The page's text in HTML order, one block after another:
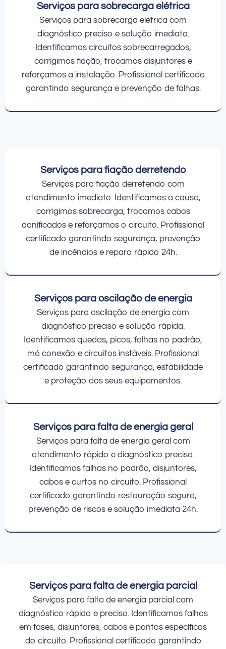
Serviços para sobrecarga elétrica
Serviços para sobrecarga elétrica com
diagnóstico preciso e solução imediata.
Identificamos circuitos sobrecarregados,
corrigimos fiação, trocamos disjuntores e
reforçamos a instalação. Profissional certificado
garantindo segurança e prevenção de falhas.
Serviços para fiação derretendo
Serviços para fiação derretendo com
atendimento imediato. Identificamos a causa,
corrigimos sobrecarga, trocamos cabos
danificados e reforçamos o circuito. Profissional
certificado garantindo segurança, prevenção
de incêndios e reparo rápido 24h.
Serviços para oscilação de energia
Serviços para oscilação de energia com
diagnóstico preciso e solução rápida.
Identificamos quedas, picos, falhas no padrão,
má conexão e circuitos instáveis. Profissional
certificado garantindo segurança, estabilidade
e proteção dos seus equipamentos.
Serviços para falta de energia geral
Serviços para falta de energia geral com
atendimento rápido e diagnóstico preciso.
Identificamos falhas no padrão, disjuntores,
cabos e curtos no circuito. Profissional
certificado garantindo restauração segura,
prevenção de riscos e solução imediata 24h.
Serviços para falta de energia parcial
Serviços para falta de energia parcial com
diagnóstico rápido e preciso. Identificamos falhas
em fases, disjuntores, cabos e pontos específicos
do circuito. Profissional certificado garantindo